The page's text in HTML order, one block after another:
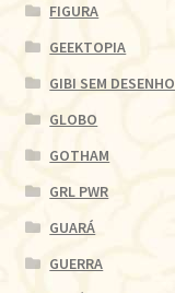
FIGURA
GEEKTOPIA
GIBI SEM DESENHO
GLOBO
GOTHAM
GRL PWR
GUARÁ
GUERRA